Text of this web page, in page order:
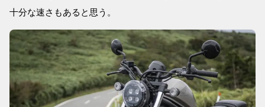
十分な速さもあると思う。